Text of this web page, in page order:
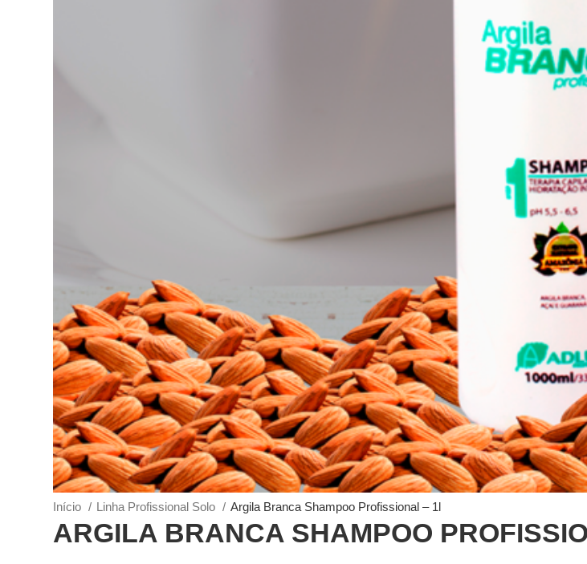
Início Linha Profissional Solo Argila Branca Shampoo Profissional – 1l
ARGILA BRANCA SHAMPOO